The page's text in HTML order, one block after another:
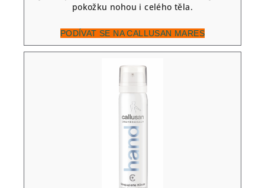
pokožku nohou i celého těla.
PODÍVAT SE NA CALLUSAN MARES